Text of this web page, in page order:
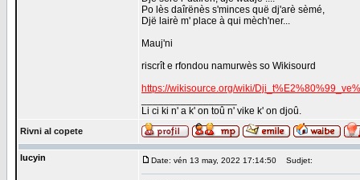
Po lès daîrënès s'minces quë dj'arè sèmé,
Djë lairè m' place à qui mèch'ner...
Mauj'ni
riscrît e rfondou namurwès so Wikisourd
https://wikisource.org/wiki/
Li ci ki n' a k' on toû n' vike k' on djoû.
Rivni al copete
lucyin Date: vén 13 may, 2022 17:14:50 Sudjet: